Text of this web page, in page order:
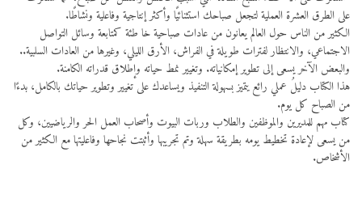
على الطرق العشرة العملية لتجعل صباحك استثنائيًا وأكثر إنتاجية وفاعلية ونشاطًا.
الكثير من الناس حول العالم يعانون من عادات صباحية خا طئة كمتابعة وسائل التواصل
الاجتماعي، والانتظار لفترات طويلة في الفراش، الأرق الليلي، وغيرها من العادات السلبية..
والبعض الآخر يسعى إلى تطوير إمكانياته. وتغيير نمط حياته وإطلاق قدراته الكامنة.
هذا الكتاب دليلُ عملي رائع يتميز بسهولة التنفيذ ويساعدك على تغيير وتطوير حياتك بالكامل، بدءًا
من الصباح كل يوم.
كتاب مهم للمديرين والموظفين والطلاب وربات البيوت وأصحاب العمل الحر والرياضيين، وكل
من يسعى لإعادة تخطيط يومه بطريقة سهلة وتم تجريبها وأثبتت نجاحها وفاعليتها مع الكثير من
الأشخاص.